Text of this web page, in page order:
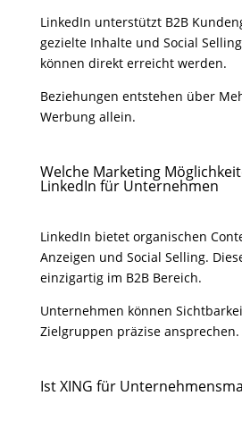
LinkedIn unterstützt B2B
gezielte Inhalte und Social
können direkt erreicht werden.
Beziehungen entstehen über
Werbung allein.
Welche Marketing
LinkedIn für Unternehmen
LinkedIn bietet organischen
Anzeigen und Social Selling.
einzigartig im B2B Bereich.
Unternehmen können
Zielgruppen präzise ansprechen.
Ist XING für